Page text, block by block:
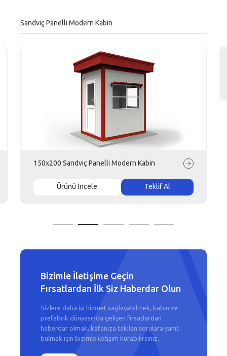
Sandviç Panelli Modern Kabin
150x200 Sandviç Panelli Modern Kabin
Ürünü İncele Teklif Al
Bizimle İletişime Geçin
Fırsatlardan İlk Siz Haberdar Olun
Sizlere daha iyi hizmet sağlayabilmek, kabin ve
prefabrik dünyasında gelişen fırsatlardan
haberdar olmak, kafanıza takılan sorulara yanıt
bulmak için bizimle iletişim kurabilirsiniz.